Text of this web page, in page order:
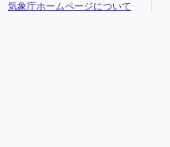
気象庁ホームページについて